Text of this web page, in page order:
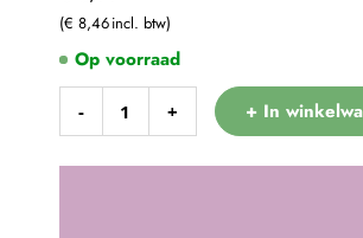
€ 8,46
- + + In
Op voorraad